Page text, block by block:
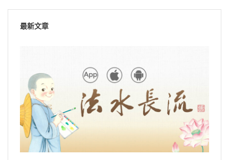
最新文章